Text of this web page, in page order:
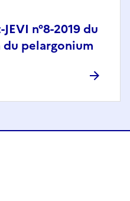
n°8-2019 du
pelargonium